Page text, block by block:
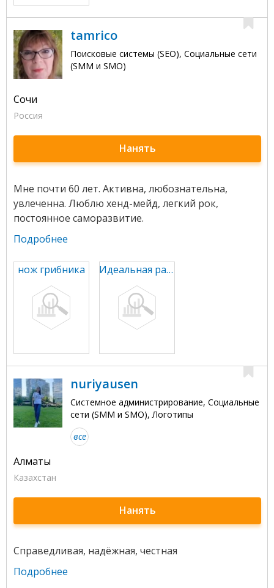
tamrico
Поисковые системы (SEO), Социальные сети
(SMM и SMO)
Сочи
Россия
Нанять
Мне почти 60 лет. Активна, любознательна,
увлеченна. Люблю хенд-мейд, легкий рок,
постоянное саморазвитие.
Подробнее
нож грибника Идеальная работа
nuriyausen
Системное администрирование, Социальные
сети (SMM и SMO), Логотипы
все
Алматы
Казахстан
Нанять
Справедливая, надёжная, честная
Подробнее